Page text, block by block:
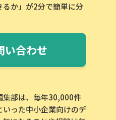
か」が2分で簡単に分
い合わせ
集部は、毎年30,000件
った中小企業向けのデ